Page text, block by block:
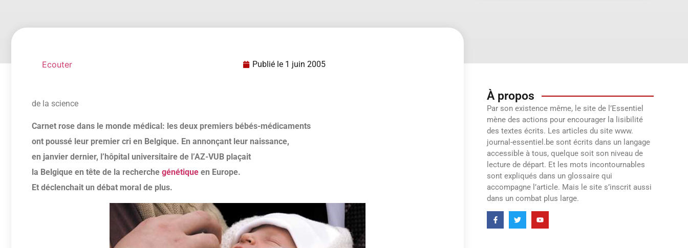
Ecouter Publié le 1 juin 2005
de la science
Carnet rose dans le monde médical: les deux premiers bébés-médicaments
ont poussé leur premier cri en Belgique. En annonçant leur naissance,
en janvier dernier, l’hôpital universitaire de l’AZ-VUB plaçait
la Belgique en tête de la recherche génétique en Europe.
Et déclenchait un débat moral de plus.
À propos
Par son existence même, le site de l’Essentiel
mène des actions pour encourager la lisibilité
des textes écrits. Les articles du site www.
journal-essentiel.be sont écrits dans un langage
accessible à tous, quelque soit son niveau de
lecture de départ. Et les mots incontournables
sont expliqués dans un glossaire qui
accompagne l’article. Mais le site s’inscrit aussi
dans un combat plus large.